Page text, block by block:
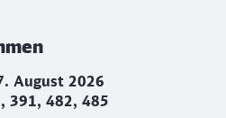
August 2026
391, 482, 485